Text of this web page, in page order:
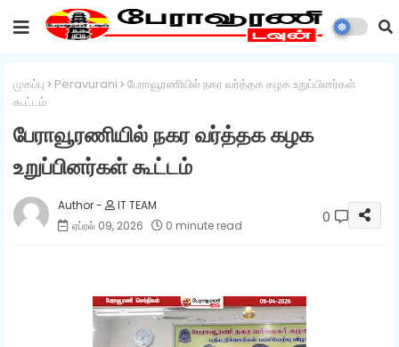
முகப்பு Peravurani
பேராவூரணியில் நகர வர்த்தக கழக உறுப்பினர்கள்
கூட்டம்
பேராவூரணியில் நகர வர்த்தக கழக
உறுப்பினர்கள் கூட்டம்
IT TEAM
ஏப்ரல் 09, 2026
0 minute read 0